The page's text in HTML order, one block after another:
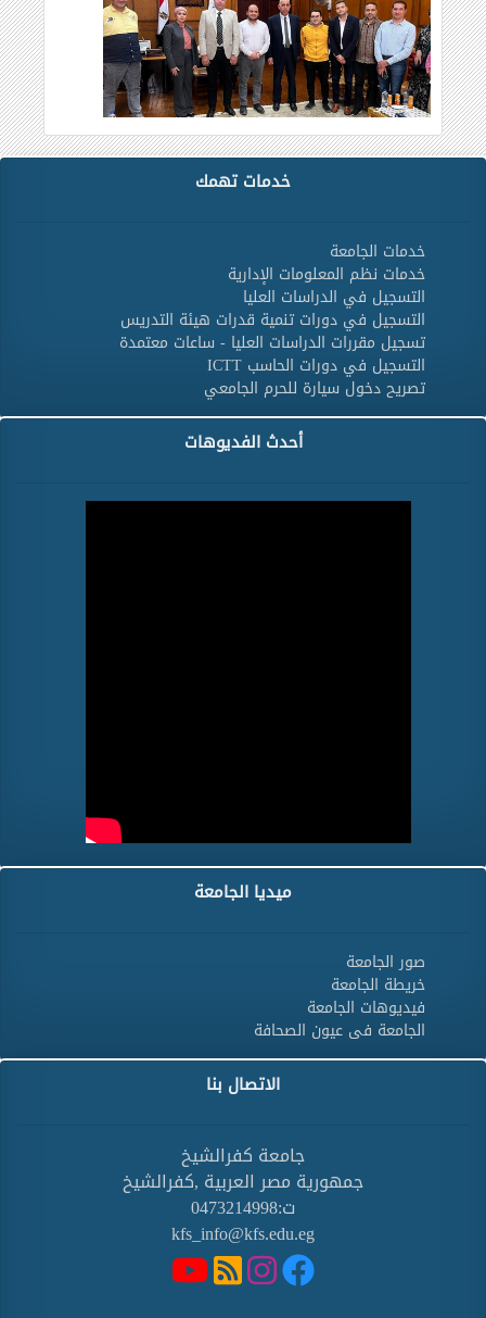
خدمات تهمك
خدمات الجامعة
خدمات نظم المعلومات الإدارية
التسجيل في الدراسات العليا
التسجيل في دورات تنمية قدرات هيئة التدريس
تسجيل مقررات الدراسات العليا - ساعات معتمدة
التسجيل في دورات الحاسب ICTT
تصريح دخول سيارة للحرم الجامعي
أحدث الفديوهات
ميديا الجامعة
صور الجامعة
خريطة الجامعة
فيديوهات الجامعة
الجامعة فى عيون الصحافة
الاتصال بنا
جامعة كفرالشيخ
جمهورية مصر العربية ,كفرالشيخ
ت:0473214998
kfs_info@kfs.edu.eg